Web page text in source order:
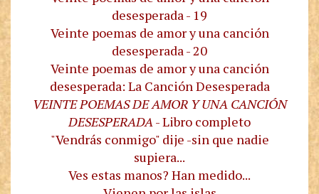
desesperada - 19
Veinte poemas de amor y una canción
desesperada - 20
Veinte poemas de amor y una canción
desesperada: La Canción Desesperada
VEINTE POEMAS DE AMOR Y UNA CANCIÓN
DESESPERADA - Libro completo
"Vendrás conmigo" dije -sin que nadie
supiera...
Ves estas manos? Han medido...